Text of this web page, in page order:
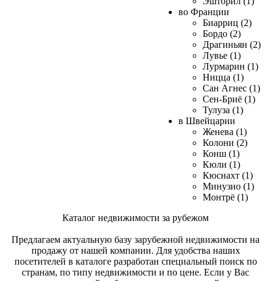
во Франции
Биарриц (2)
Бордо (2)
Драгиньян (2)
Лувье (1)
Лурмарин (1)
Ницца (1)
Сан Агнес (1)
Сен-Бриё (1)
Тулуза (1)
в Швейцарии
Женева (1)
Колони (2)
Конш (1)
Кюли (1)
Кюснахт (1)
Минузио (1)
Монтрё (1)
Каталог недвижимости за рубежом
Предлагаем актуальную базу зарубежной недвижимости на
продажу от нашей компании. Для удобства наших
посетителей в каталоге разработан специальный поиск по
странам, по типу недвижимости и по цене. Если у Вас